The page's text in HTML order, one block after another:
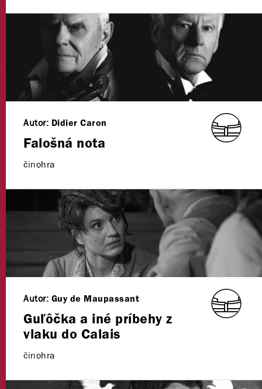
Autor: Didier Caron
Falošná nota
činohra
Autor: Guy de Maupassant
Guľôčka a iné príbehy z
vlaku do Calais
činohra